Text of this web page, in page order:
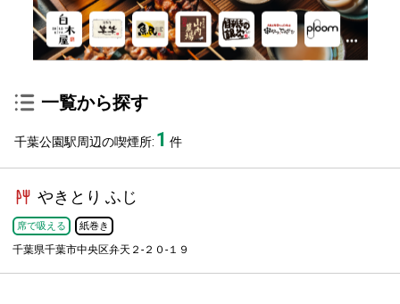
一覧から探す
千葉公園駅周辺の喫煙所: 1 件
やきとり ふじ
席で吸える 紙巻き
千葉県千葉市中央区弁天２-２０-１９